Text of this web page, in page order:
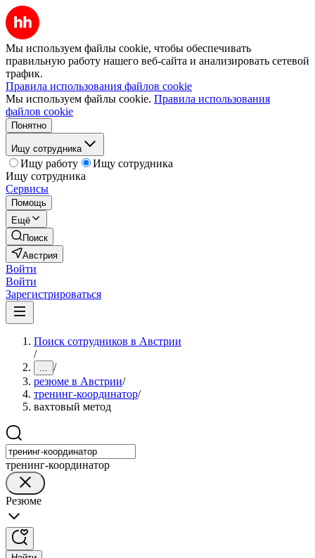
Мы используем файлы cookie, чтобы обеспечивать
правильную работу нашего веб-сайта и анализировать сетевой
трафик.
Правила использования файлов cookie
Мы используем файлы cookie. Правила использования
файлов cookie
Понятно
Ищу сотрудника
Ищу работу
Ищу сотрудника
Ищу сотрудника
Сервисы
Помощь
Ещё
Поиск
Австрия
Войти
Войти
Зарегистрироваться
Поиск сотрудников в Австрии
/
... /
резюме в Австрии/
тренинг-координатор/
вахтовый метод
тренинг-координатор
Резюме